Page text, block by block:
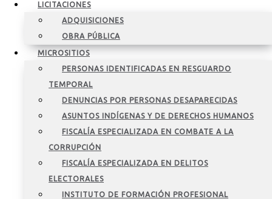
LICITACIONES
ADQUISICIONES
OBRA PÚBLICA
MICROSITIOS
PERSONAS IDENTIFICADAS EN RESGUARDO
TEMPORAL
DENUNCIAS POR PERSONAS DESAPARECIDAS
ASUNTOS INDÍGENAS Y DE DERECHOS HUMANOS
FISCALÍA ESPECIALIZADA EN COMBATE A LA
CORRUPCIÓN
FISCALÍA ESPECIALIZADA EN DELITOS
ELECTORALES
INSTITUTO DE FORMACIÓN PROFESIONAL